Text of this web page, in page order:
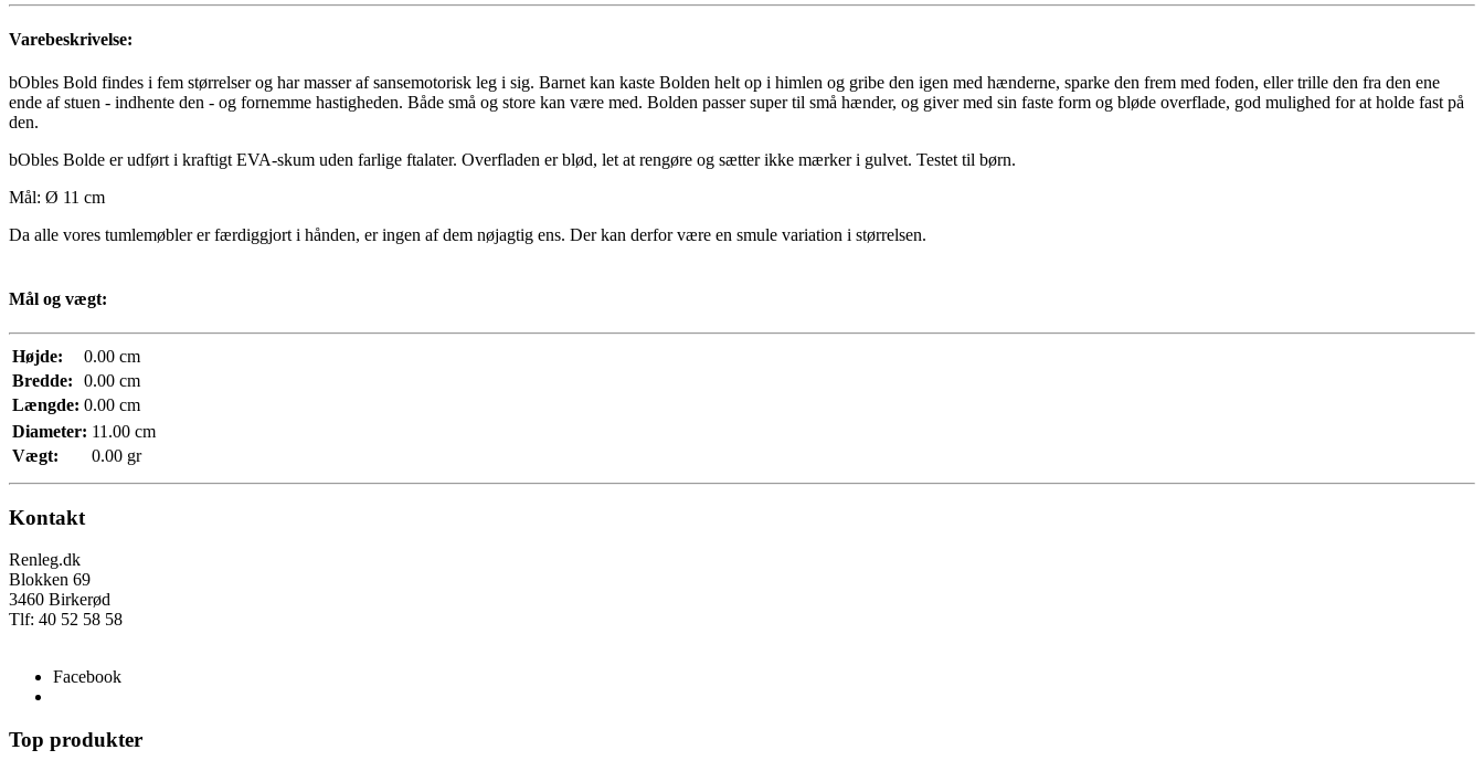
Varebeskrivelse:
bObles Bold findes i fem størrelser og har masser af sansemotorisk leg i sig. Barnet kan kaste Bolden helt op i himlen og gribe den igen med hænderne, sparke den frem med foden, eller trille den fra den ene
ende af stuen - indhente den - og fornemme hastigheden. Både små og store kan være med. Bolden passer super til små hænder, og giver med sin faste form og bløde overflade, god mulighed for at holde fast på
den.
bObles Bolde er udført i kraftigt EVA-skum uden farlige ftalater. Overfladen er blød, let at rengøre og sætter ikke mærker i gulvet. Testet til børn.
Mål: Ø 11 cm
Da alle vores tumlemøbler er færdiggjort i hånden, er ingen af dem nøjagtig ens. Der kan derfor være en smule variation i størrelsen.
Mål og vægt:
Højde:
0.00 cm
Bredde:
0.00 cm
Længde: 0.00 cm
Diameter: 11.00 cm
Vægt:
0.00 gr
Kontakt
Renleg.dk
Blokken 69
3460 Birkerød
Tlf: 40 52 58 58
Facebook
Top produkter